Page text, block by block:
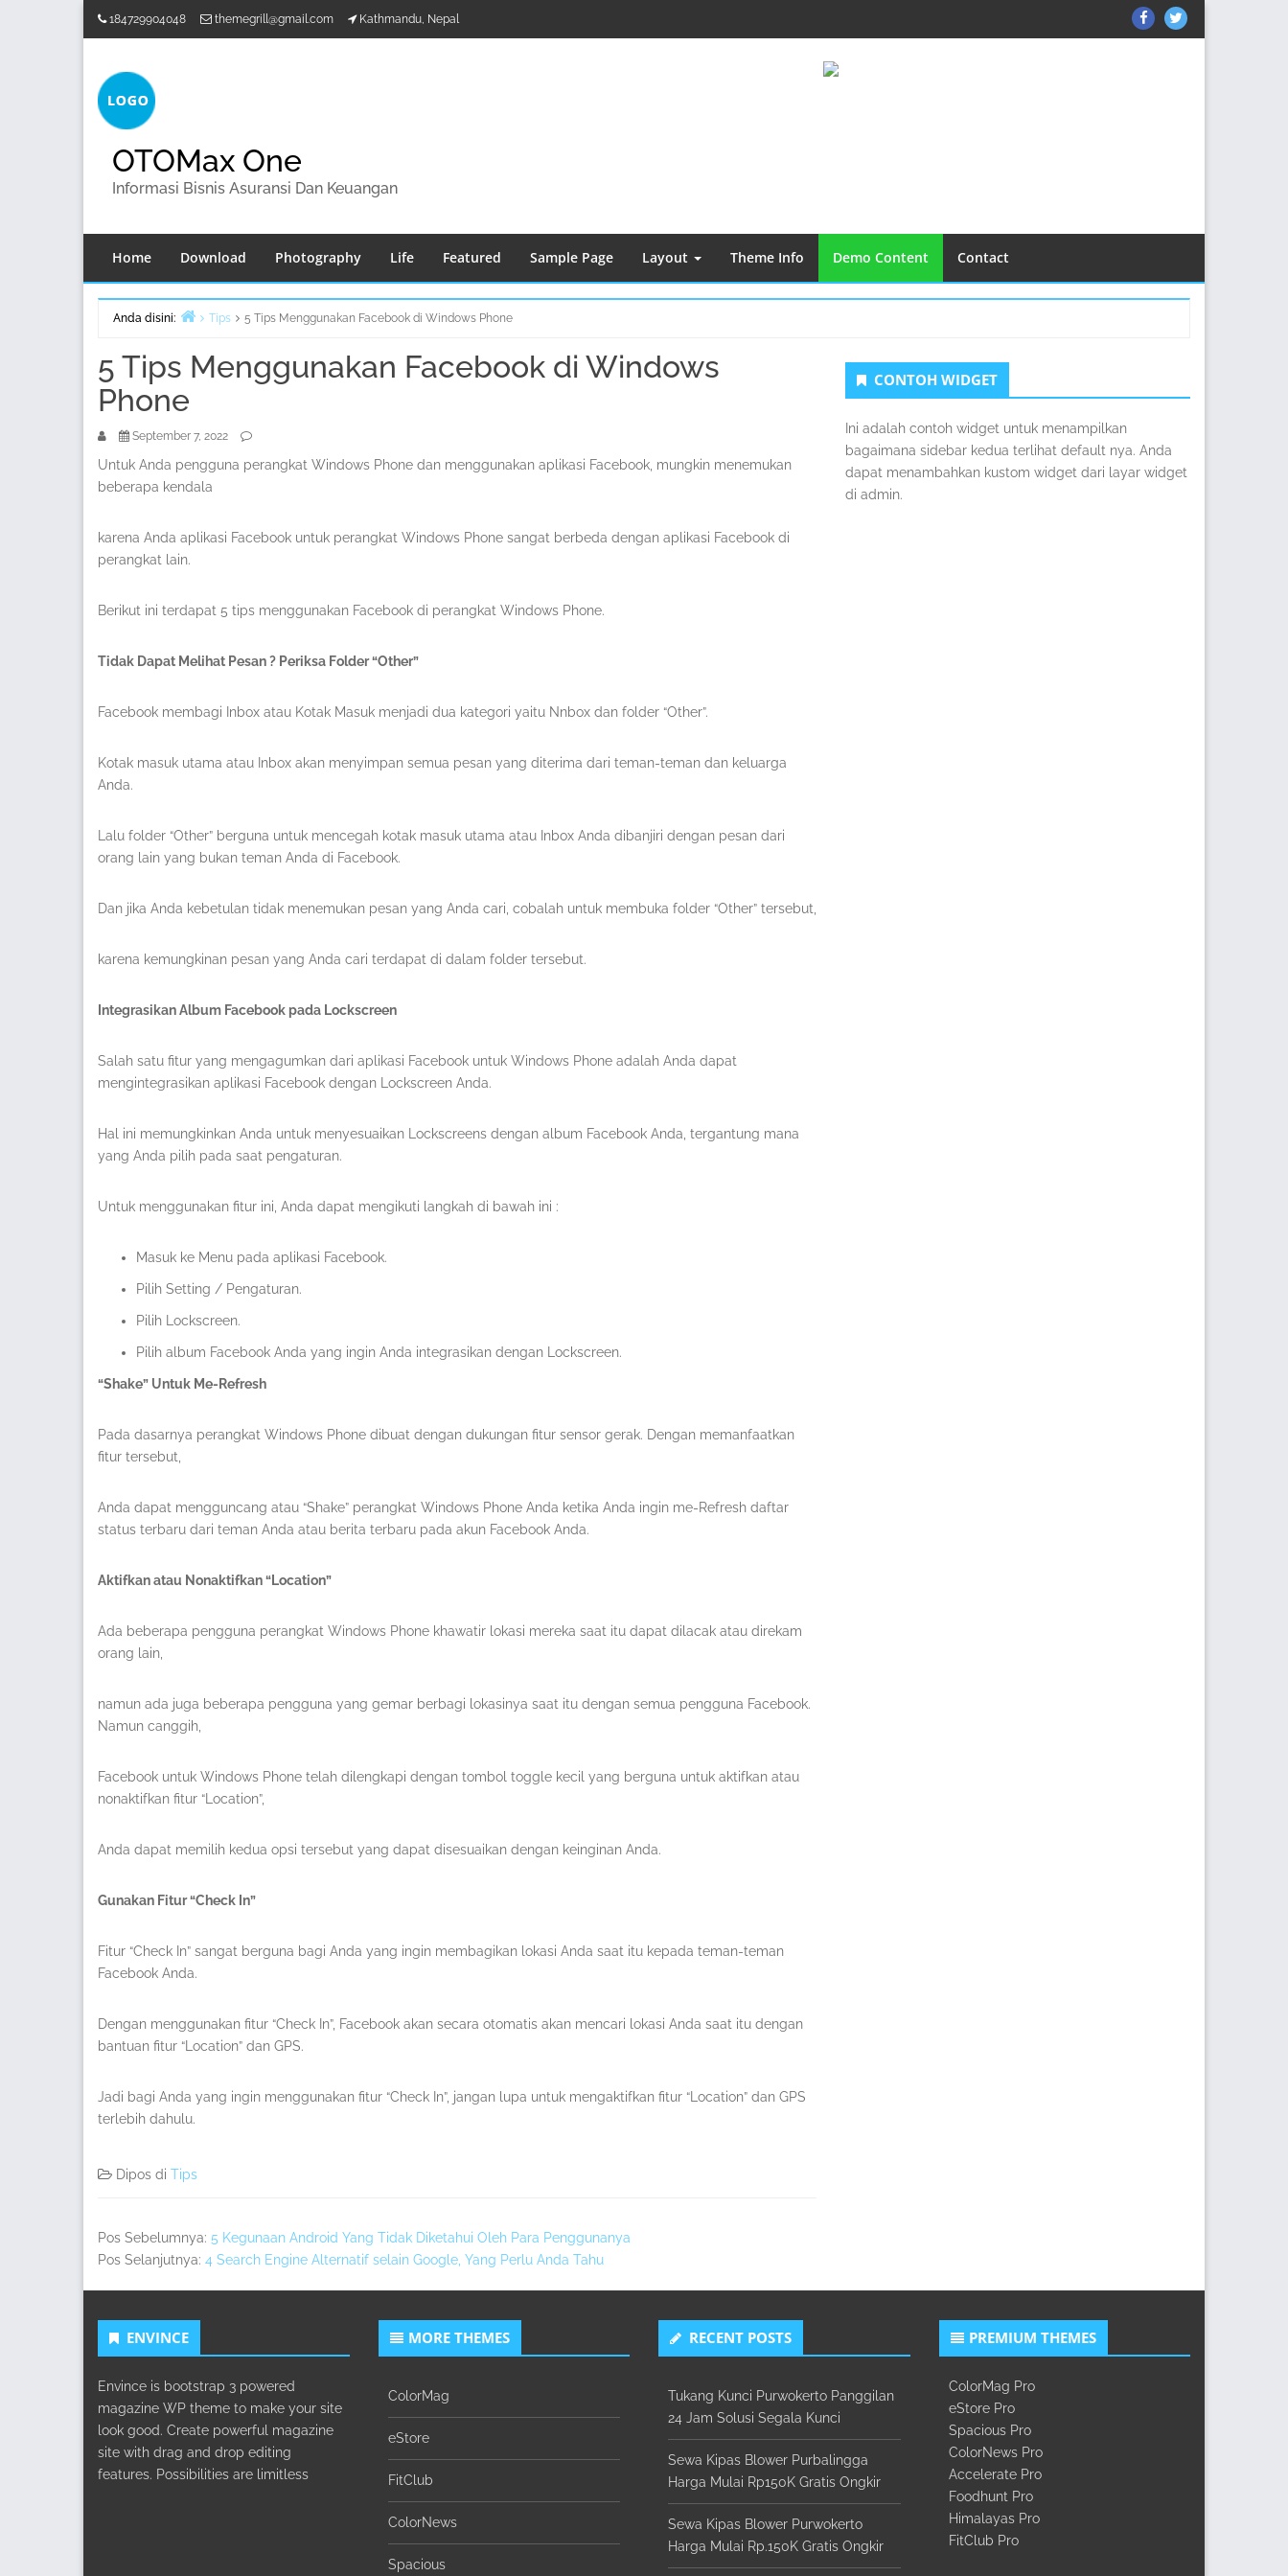
184729904048 themegrill@gmail.com Kathmandu, Nepal
ThemeGrill
on
ThemeGrill
on
OTOMax One
Informasi Bisnis Asuransi Dan Keuangan
Home Download Photography Life Featured Sample Page Layout Theme Info Demo Content Contact
Anda disini:
Tips 5 Tips Menggunakan Facebook di Windows Phone
5 Tips Menggunakan Facebook di Windows
Phone
September 7, 2022
Untuk Anda pengguna perangkat Windows Phone dan menggunakan aplikasi Facebook, mungkin menemukan
beberapa kendala
karena Anda aplikasi Facebook untuk perangkat Windows Phone sangat berbeda dengan aplikasi Facebook di
perangkat lain.
Berikut ini terdapat 5 tips menggunakan Facebook di perangkat Windows Phone.
Tidak Dapat Melihat Pesan ? Periksa Folder “Other”
Facebook membagi Inbox atau Kotak Masuk menjadi dua kategori yaitu Nnbox dan folder “Other”.
Kotak masuk utama atau Inbox akan menyimpan semua pesan yang diterima dari teman-teman dan keluarga
Anda.
Lalu folder “Other” berguna untuk mencegah kotak masuk utama atau Inbox Anda dibanjiri dengan pesan dari
orang lain yang bukan teman Anda di Facebook.
Dan jika Anda kebetulan tidak menemukan pesan yang Anda cari, cobalah untuk membuka folder “Other” tersebut,
karena kemungkinan pesan yang Anda cari terdapat di dalam folder tersebut.
Integrasikan Album Facebook pada Lockscreen
Salah satu fitur yang mengagumkan dari aplikasi Facebook untuk Windows Phone adalah Anda dapat
mengintegrasikan aplikasi Facebook dengan Lockscreen Anda.
Hal ini memungkinkan Anda untuk menyesuaikan Lockscreens dengan album Facebook Anda, tergantung mana
yang Anda pilih pada saat pengaturan.
Untuk menggunakan fitur ini, Anda dapat mengikuti langkah di bawah ini :
Masuk ke Menu pada aplikasi Facebook.
Pilih Setting / Pengaturan.
Pilih Lockscreen.
Pilih album Facebook Anda yang ingin Anda integrasikan dengan Lockscreen.
“Shake” Untuk Me-Refresh
Pada dasarnya perangkat Windows Phone dibuat dengan dukungan fitur sensor gerak. Dengan memanfaatkan
fitur tersebut,
Anda dapat mengguncang atau “Shake” perangkat Windows Phone Anda ketika Anda ingin me-Refresh daftar
status terbaru dari teman Anda atau berita terbaru pada akun Facebook Anda.
Aktifkan atau Nonaktifkan “Location”
Ada beberapa pengguna perangkat Windows Phone khawatir lokasi mereka saat itu dapat dilacak atau direkam
orang lain,
namun ada juga beberapa pengguna yang gemar berbagi lokasinya saat itu dengan semua pengguna Facebook.
Namun canggih,
Facebook untuk Windows Phone telah dilengkapi dengan tombol toggle kecil yang berguna untuk aktifkan atau
nonaktifkan fitur “Location”,
Anda dapat memilih kedua opsi tersebut yang dapat disesuaikan dengan keinginan Anda.
Gunakan Fitur “Check In”
Fitur “Check In” sangat berguna bagi Anda yang ingin membagikan lokasi Anda saat itu kepada teman-teman
Facebook Anda.
Dengan menggunakan fitur “Check In”, Facebook akan secara otomatis akan mencari lokasi Anda saat itu dengan
bantuan fitur “Location” dan GPS.
Jadi bagi Anda yang ingin menggunakan fitur “Check In”, jangan lupa untuk mengaktifkan fitur “Location” dan GPS
terlebih dahulu.
Dipos di Tips
Pos Sebelumnya: 5 Kegunaan Android Yang Tidak Diketahui Oleh Para Penggunanya
Pos Selanjutnya: 4 Search Engine Alternatif selain Google, Yang Perlu Anda Tahu
Sidebar
Kedua
CONTOH WIDGET
Ini adalah contoh widget untuk menampilkan
bagaimana sidebar kedua terlihat default nya. Anda
dapat menambahkan kustom widget dari layar widget
di admin.
ENVINCE
Envince is bootstrap 3 powered
magazine WP theme to make your site
look good. Create powerful magazine
site with drag and drop editing
features. Possibilities are limitless
MORE THEMES
ColorMag
eStore
FitClub
ColorNews
Spacious
RECENT POSTS
Tukang Kunci Purwokerto Panggilan
24 Jam Solusi Segala Kunci
Sewa Kipas Blower Purbalingga
Harga Mulai Rp150K Gratis Ongkir
Sewa Kipas Blower Purwokerto
Harga Mulai Rp.150K Gratis Ongkir
PREMIUM THEMES
ColorMag Pro
eStore Pro
Spacious Pro
ColorNews Pro
Accelerate Pro
Foodhunt Pro
Himalayas Pro
FitClub Pro